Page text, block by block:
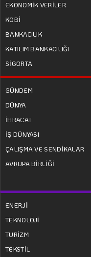
MEHMET UTKU ŞENTÜRK
Eğitimde asıl tartışma…
EKONOMİK VERİLER
KOBİ
BANKACILIK
KATILIM BANKACILIĞI
SİGORTA
GÜNDEM
DÜNYA
İHRACAT
İŞ DÜNYASI
ÇALIŞMA VE SENDİKALAR
AVRUPA BİRLİĞİ
ENERJİ
TEKNOLOJİ
TURİZM
TEKSTİL